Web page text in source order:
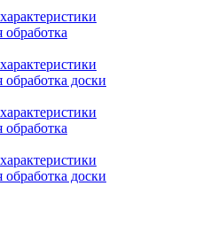
обработка
обработка доски
обработка
обработка доски